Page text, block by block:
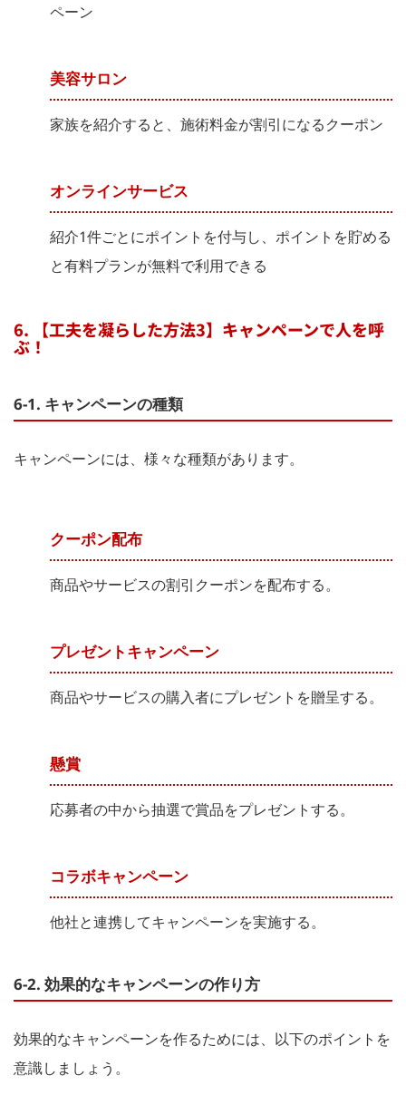
ペーン
美容サロン
家族を紹介すると、施術料金が割引になるクーポン
オンラインサービス
紹介1件ごとにポイントを付与し、ポイントを貯める
と有料プランが無料で利用できる
6. 【工夫を凝らした方法3】キャンペーンで人を呼
ぶ！
6-1. キャンペーンの種類
キャンペーンには、様々な種類があります。
クーポン配布
商品やサービスの割引クーポンを配布する。
プレゼントキャンペーン
商品やサービスの購入者にプレゼントを贈呈する。
懸賞
応募者の中から抽選で賞品をプレゼントする。
コラボキャンペーン
他社と連携してキャンペーンを実施する。
6-2. 効果的なキャンペーンの作り方
効果的なキャンペーンを作るためには、以下のポイントを
意識しましょう。